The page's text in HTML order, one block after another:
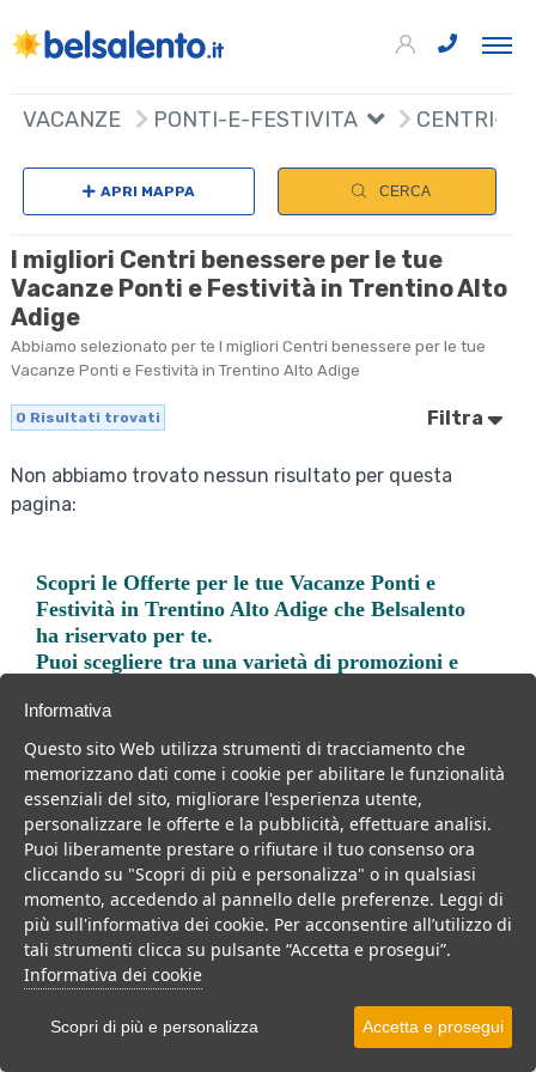
VACANZE PONTI-E-FESTIVITA CENTRI-
APRI MAPPA CERCA
I migliori Centri benessere per le tue
Vacanze Ponti e Festività in Trentino Alto
Adige
Abbiamo selezionato per te I migliori Centri benessere per le tue
Vacanze Ponti e Festività in Trentino Alto Adige
0 Risultati trovati Filtra
Non abbiamo trovato nessun risultato per questa
pagina:
Scopri leOfferte per le tue Vacanze Ponti e
Festività in Trentino Alto Adige che Belsalento
ha riservato per te.
Puoi scegliere tra una varietà di promozioni e
una vacanza indimenticabile.
Trova la soluzione migliore per la tua prossima
vacanza.
Noi di belsalento.it abbiamo selezionato per te le migliori mete, i
migliori servizi, le migliori offerte per il tuo prossimo viaggio.
Informativa
Questo sito Web utilizza strumenti di tracciamento che
memorizzano dati come i cookie per abilitare le funzionalità
essenziali del sito, migliorare l'esperienza utente,
personalizzare le offerte e la pubblicità, effettuare analisi.
Puoi liberamente prestare o rifiutare il tuo consenso ora
cliccando su "Scopri di più e personalizza" o in qualsiasi
momento, accedendo al pannello delle preferenze. Leggi di
più sull'informativa dei cookie. Per acconsentire all’utilizzo di
tali strumenti clicca su pulsante “Accetta e prosegui”.
Informativa dei cookie
Scopri di più e personalizza Accetta e prosegui